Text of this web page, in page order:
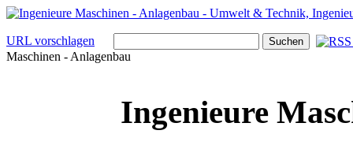
URL vorschlagen
Maschinen - Anlagenbau
Ingenieure